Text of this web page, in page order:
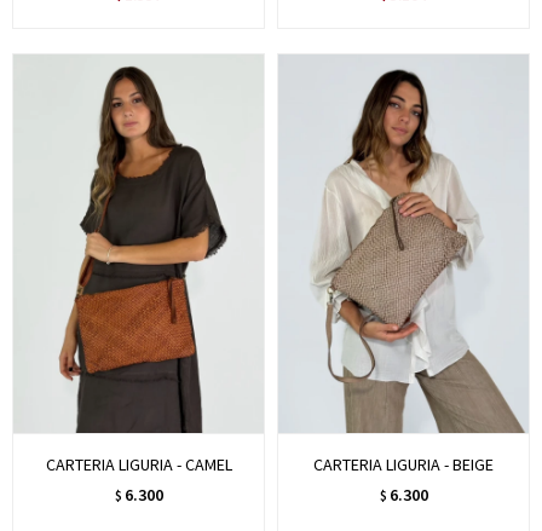
CARTERIA LIGURIA - CAMEL
$ 6.300
CARTERIA LIGURIA - BEIGE
$ 6.300